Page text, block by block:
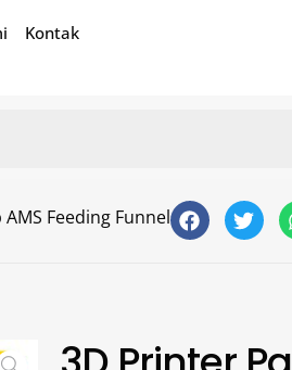
Kontak
Feeding Funnel